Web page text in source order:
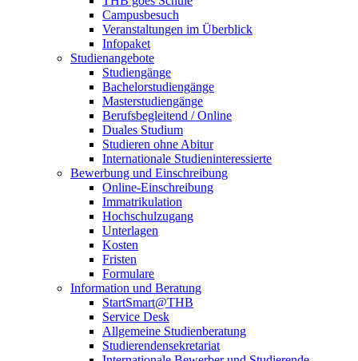
Campusbesuch
Veranstaltungen im Überblick
Infopaket
Studienangebote
Studiengänge
Bachelorstudiengänge
Masterstudiengänge
Berufsbegleitend / Online
Duales Studium
Studieren ohne Abitur
Internationale Studieninteressierte
Bewerbung und Einschreibung
Online-Einschreibung
Immatrikulation
Hochschulzugang
Unterlagen
Kosten
Fristen
Formulare
Information und Beratung
StartSmart@THB
Service Desk
Allgemeine Studienberatung
Studierendensekretariat